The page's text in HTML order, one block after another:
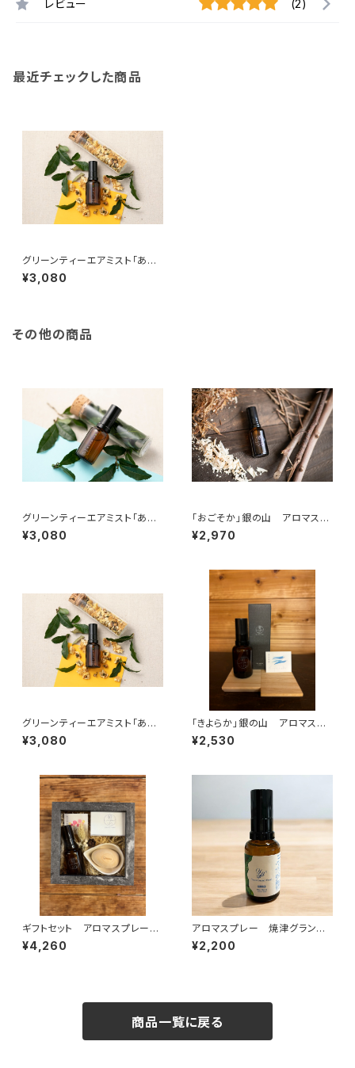
レビュー (2)
最近チェックした商品
グリーンティーエアミスト「あさ
つよ」30ml
¥3,080
その他の商品
グリーンティーエアミスト「あさ
よわ」30ml
¥3,080
「おごそか」銀の山 アロマスプ
レー 30ml
¥2,970
グリーンティーエアミスト「あさ
つよ」30ml
¥3,080
「きよらか」銀の山 アロマスプ
レー 30ml
¥2,530
ギフトセット アロマスプレー
「あでやか」&木こりのたまごギフ
トセット
¥4,260
アロマスプレー 焼津グランド
ホテルオリジナルブレンド サマ
ー・ミントブレンド
¥2,200
商品一覧に戻る